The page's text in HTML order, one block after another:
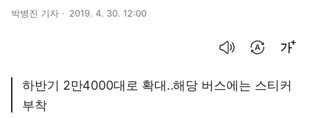
박병진 기자 2019. 4. 30. 12:00
하반기 2만4000대로 확대..해당 버스에는 스티커
부착